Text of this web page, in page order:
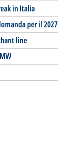
in Italia
per il 2027
line